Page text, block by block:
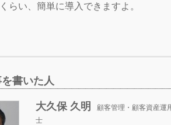
らい、簡単に導入できますよ。
書いた人
大久保 久明
顧客管理・顧客資産運
士